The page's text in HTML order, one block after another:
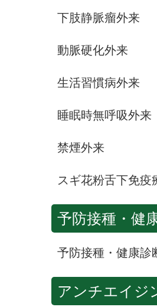
下肢静脈瘤外来
動脈硬化外来
生活習慣病外来
睡眠時無呼吸外来
禁煙外来
スギ花粉舌下免疫
予防接種・健
予防接種・健康診
アンチエイジ